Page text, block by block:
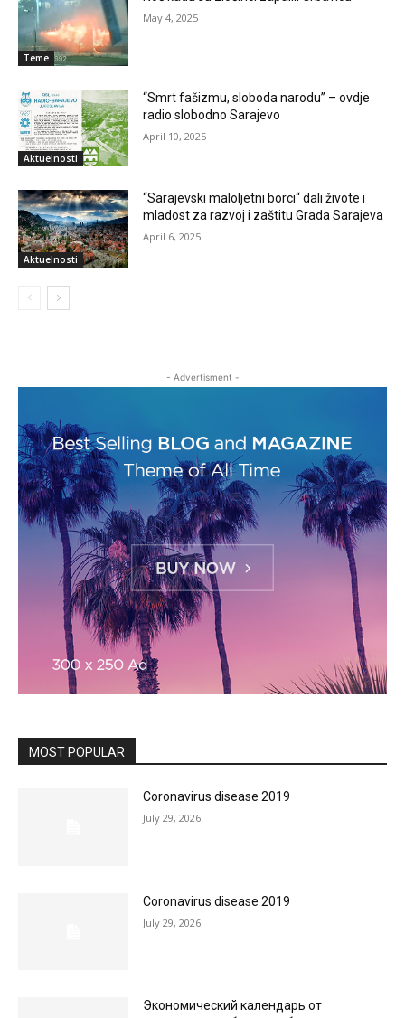
Teme
May 4, 2025
Aktuelnosti
“Smrt fašizmu, sloboda narodu” – ovdje
radio slobodno Sarajevo
April 10, 2025
Aktuelnosti
“Sarajevski maloljetni borci“ dali živote i
mladost za razvoj i zaštitu Grada Sarajeva
April 6, 2025
- Advertisment -
MOST POPULAR
Coronavirus disease 2019
July 29, 2026
Coronavirus disease 2019
July 29, 2026
Экономический календарь от